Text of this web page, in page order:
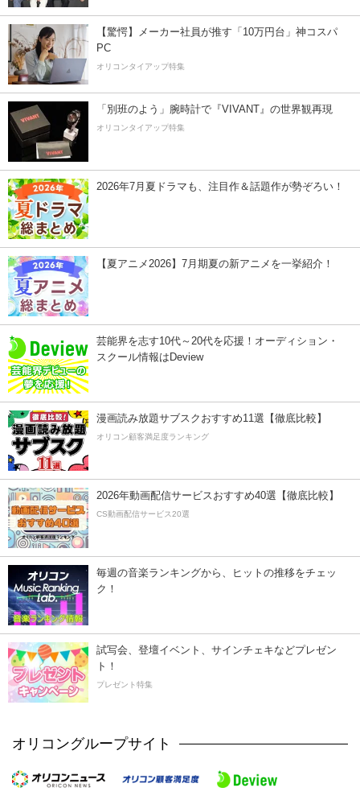
【驚愕】メーカー社員が推す「10万円台」神コスパ
PC
オリコンタイアップ特集
「別班のよう」腕時計で『VIVANT』の世界観再現
オリコンタイアップ特集
2026年7月夏ドラマも、注目作＆話題作が勢ぞろい！
【夏アニメ2026】7月期夏の新アニメを一挙紹介！
芸能界を志す10代～20代を応援！オーディション・
スクール情報はDeview
漫画読み放題サブスクおすすめ11選【徹底比較】
オリコン顧客満足度ランキング
2026年動画配信サービスおすすめ40選【徹底比較】
CS動画配信サービス20選
毎週の音楽ランキングから、ヒットの推移をチェッ
ク！
試写会、登壇イベント、サインチェキなどプレゼン
ト！
プレゼント特集
オリコングループサイト